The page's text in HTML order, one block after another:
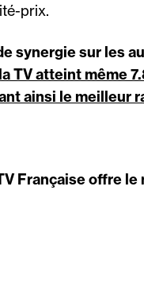
prix.
synergie sur les
TV atteint même
ainsi le meilleur
Française offre